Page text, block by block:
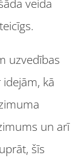
veida
uzvedības
kā
un arī
šīs